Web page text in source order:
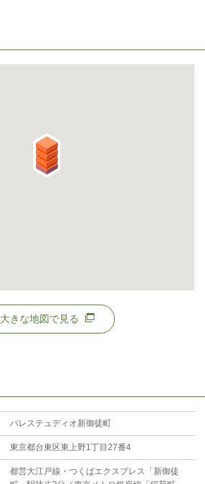
大きな地図で見る
パレステュディオ新御徒町
東京都台東区東上野1丁目27番4
都営大江戸線・つくばエクスプレス「新御徒